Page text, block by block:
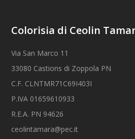
Colorisia di Ceolin
Via San Marco 11
33080 Castions di Zoppola PN
C.F. CLNTMR71C69I403I
P.IVA 01659610933
R.E.A. PN 94626
ceolintamara@pec.it